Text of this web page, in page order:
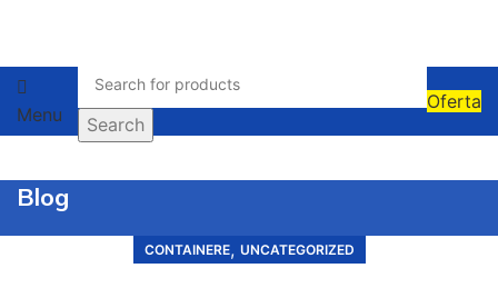
Menu Search
Oferta
Blog
CONTAINERE, UNCATEGORIZED